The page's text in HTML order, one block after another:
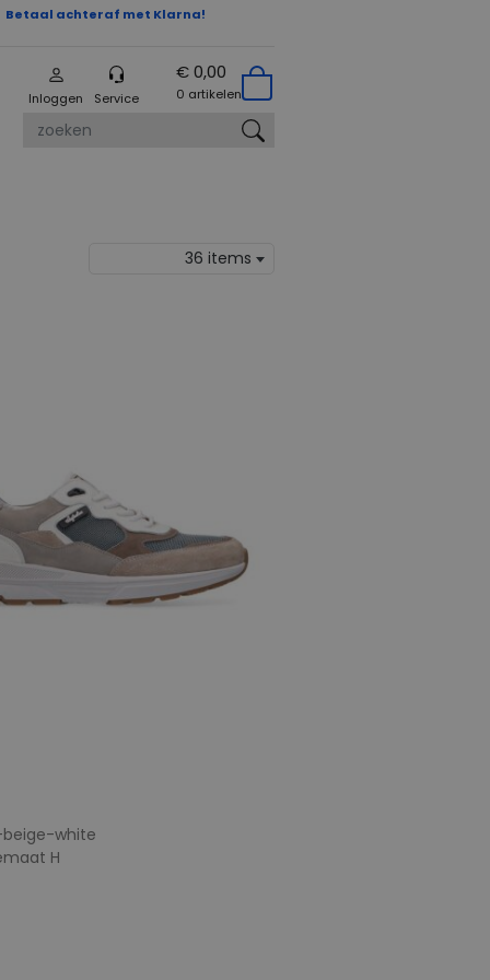
Betaal achteraf met Klarna!
Inloggen Service
€ 0,00
0 artikelen
36 items
white
H